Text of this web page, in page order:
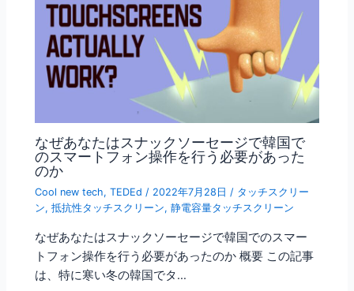
なぜあなたはスナックソーセージで韓国で
のスマートフォン操作を行う必要があった
のか
Cool new tech,TEDEd / 2022年7月28日 / タッチスクリー
ン,抵抗性タッチスクリーン,静電容量タッチスクリーン
なぜあなたはスナックソーセージで韓国でのスマー
トフォン操作を行う必要があったのか 概要 この記事
は、特に寒い冬の韓国でタ…